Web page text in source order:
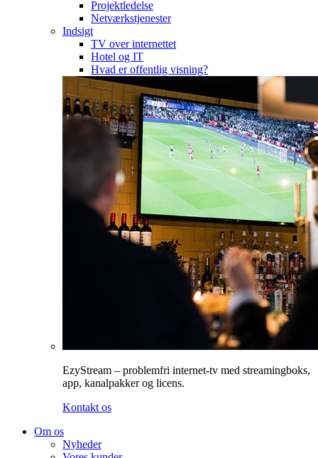
Projektledelse
Netværkstjenester
Indsigt
TV over internettet
Hotel og IT
Hvad er offentlig visning?
EzyStream – problemfri internet-tv med streamingboks,
app, kanalpakker og licens.
Kontakt os
Om os
Nyheder